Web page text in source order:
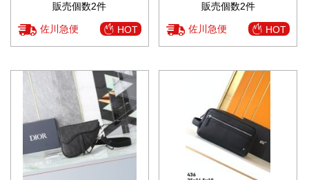
販売個数2件
佐川急便 HOT
販売個数2件
佐川急便 HOT